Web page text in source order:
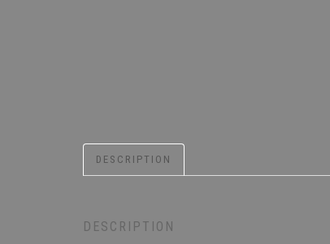
DESCRIPTION
DESCRIPTION